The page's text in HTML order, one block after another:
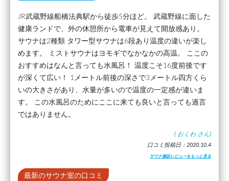
JR武蔵野線船橋法典駅から徒歩5分ほど。 武蔵野線に面した
健康ランドで、外の休憩所から電車が見えて開放感あり。
サウナは2種類 タワー型サウナは6段あり温度の違いが楽し
めます。 ミストサウナはヨモギでなかなかの高温。 ここの
おすすめはなんと言っても水風呂！ 温度こそ16度前後です
が深くて広い！ 1メートル前後の深さで3メートル四方くら
いの大きさがあり、水量が多いので温度の一定感が違いま
す。 この水風呂のためにここに来ても良いと言っても過言
ではありません。
( おくわ さん)
口コミ投稿日：2020.10.4
サウナ施設レビューをもっと見る
最新のサウナ室の口コミ